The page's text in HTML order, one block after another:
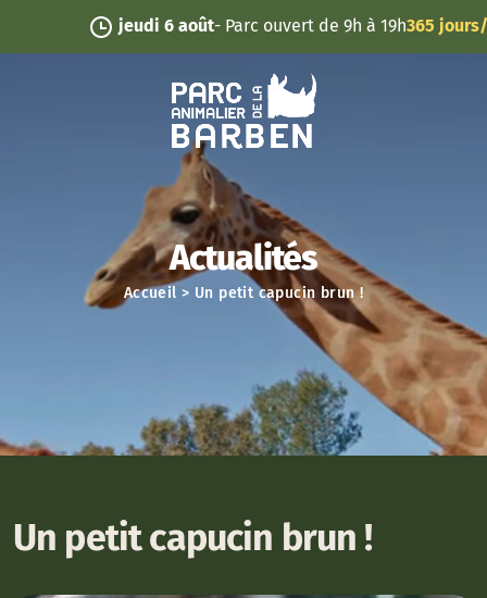
Panneau de gestion des cookies
jeudi 6 août- Parc ouvert de 9h à 19h 365 jours/an
Actualités
Accueil > Un petit capucin brun !
Un petit capucin brun !